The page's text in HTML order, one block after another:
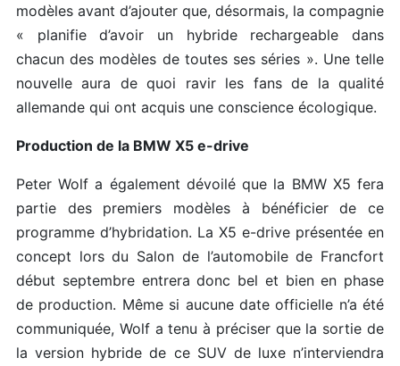
modèles avant d’ajouter que, désormais, la compagnie
« planifie d’avoir un hybride rechargeable dans
chacun des modèles de toutes ses séries ». Une telle
nouvelle aura de quoi ravir les fans de la qualité
allemande qui ont acquis une conscience écologique.
Production de la BMW X5 e-drive
Peter Wolf a également dévoilé que la BMW X5 fera
partie des premiers modèles à bénéficier de ce
programme d’hybridation. La X5 e-drive présentée en
concept lors du Salon de l’automobile de Francfort
début septembre entrera donc bel et bien en phase
de production. Même si aucune date officielle n’a été
communiquée, Wolf a tenu à préciser que la sortie de
la version hybride de ce SUV de luxe n’interviendra